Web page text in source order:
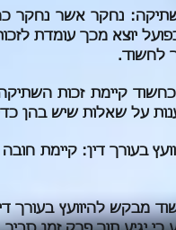
נחקר אשר נחקר
יוצא מכך עומדת
לחשוד.
קיימת זכות
על שאלות שיש בהן
בעורך דין: קיימת
מבקש להיוועץ